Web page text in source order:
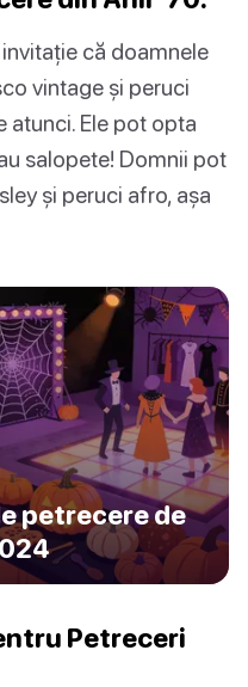
că doamnele
vintage și peruci
atunci. Ele pot opta
salopete! Domnii pot
și peruci afro, așa
petrecere de
Petreceri